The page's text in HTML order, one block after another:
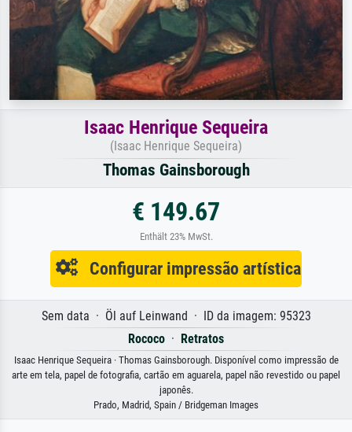
Isaac Henrique Sequeira
(Isaac Henrique Sequeira)
Thomas Gainsborough
€ 149.67
Enthält 23% MwSt.
Configurar impressão artística
Sem data · Öl auf Leinwand · ID da imagem: 95323
Rococo · Retratos
Isaac Henrique Sequeira · Thomas Gainsborough. Disponível como impressão de
arte em tela, papel de fotografia, cartão em aguarela, papel não revestido ou papel
japonês.
Prado, Madrid, Spain / Bridgeman Images